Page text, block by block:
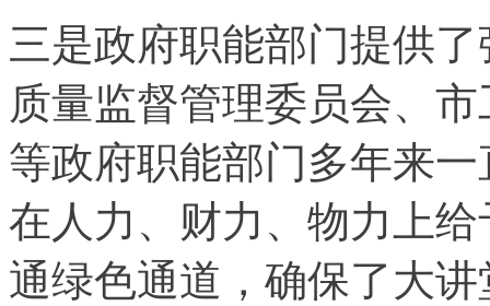
三是政府职能部门提供
质量监督管理委员会、
等政府职能部门多年来
在人力、财力、物力上
通绿色通道，确保了大